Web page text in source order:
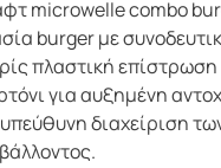
microwelle combo
burger με
πλαστική επίστρωση
για αυξημένη
διαχείριση